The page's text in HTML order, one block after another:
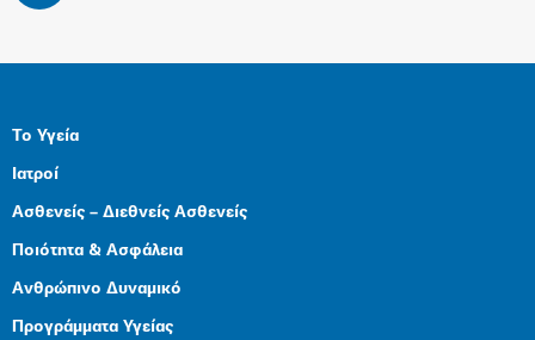
Το Υγεία
Ιατροί
Ασθενείς – Διεθνείς Ασθενείς
Ποιότητα & Ασφάλεια
Ανθρώπινο Δυναμικό
Προγράμματα Υγείας